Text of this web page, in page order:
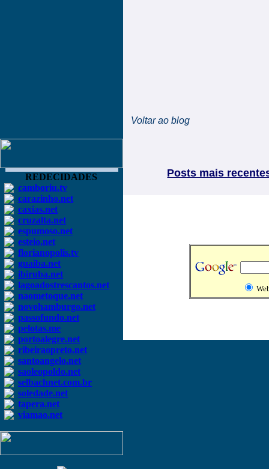
REDECIDADES
camboriu.tv
carazinho.net
caxias.net
cruzalta.net
espumoso.net
esteio.net
florianopolis.tv
guaiba.net
ibiruba.net
lagoadostrescantos.net
naometoque.net
novohamburgo.net
passofundo.net
pelotas.me
portoalegre.net
ribeiraopreto.net
santoangelo.net
saoleopoldo.net
selbachnet.com.br
soledade.net
tapera.net
viamao.net
Voltar ao blog
Posts mais